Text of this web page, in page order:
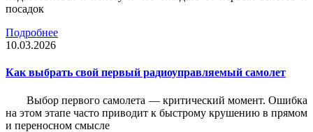
посадок
Подробнее
10.03.2026
Как выбрать свой первый радиоуправляемый самолет
Выбор первого самолета — критический момент. Ошибка
на этом этапе часто приводит к быстрому крушению в прямом
и переносном смысле